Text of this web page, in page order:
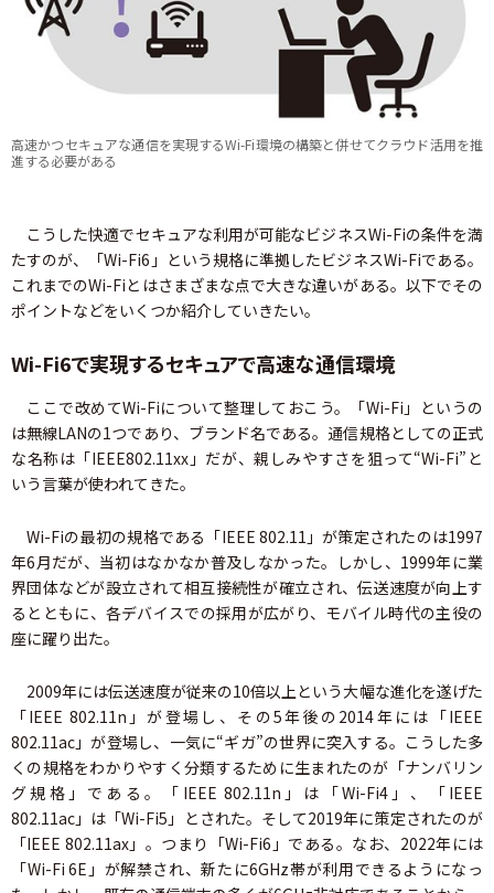
高速かつセキュアな通信を実現するWi-Fi環境の構築と併せてクラウド活用を推
進する必要がある
こうした快適でセキュアな利用が可能なビジネスWi-Fiの条件を満
たすのが、「Wi-Fi6」という規格に準拠したビジネスWi-Fiである。
これまでのWi-Fiとはさまざまな点で大きな違いがある。以下でその
ポイントなどをいくつか紹介していきたい。
Wi-Fi6で実現するセキュアで高速な通信環境
ここで改めてWi-Fiについて整理しておこう。「Wi-Fi」というの
は無線LANの1つであり、ブランド名である。通信規格としての正式
な名称は「IEEE802.11xx」だが、親しみやすさを狙って“Wi-Fi”と
いう言葉が使われてきた。
Wi-Fiの最初の規格である「IEEE 802.11」が策定されたのは1997
年6月だが、当初はなかなか普及しなかった。しかし、1999年に業
界団体などが設立されて相互接続性が確立され、伝送速度が向上す
るとともに、各デバイスでの採用が広がり、モバイル時代の主役の
座に躍り出た。
2009年には伝送速度が従来の10倍以上という大幅な進化を遂げた
「IEEE 802.11n」が登場し、その5年後の2014年には「IEEE
802.11ac」が登場し、一気に“ギガ”の世界に突入する。こうした多
くの規格をわかりやすく分類するために生まれたのが「ナンバリン
グ規格」である。「IEEE 802.11n」は「Wi-Fi4」、「IEEE
802.11ac」は「Wi-Fi5」とされた。そして2019年に策定されたのが
「IEEE 802.11ax」。つまり「Wi-Fi6」である。なお、2022年には
「Wi-Fi 6E」が解禁され、新たに6GHz帯が利用できるようになっ